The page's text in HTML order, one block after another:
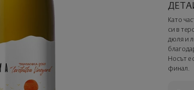
Като
си в
дюля и
Носът е
финал.